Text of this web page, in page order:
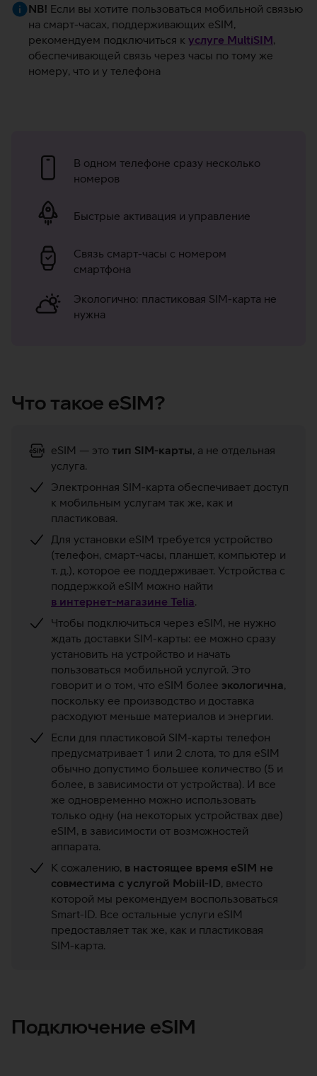
NB! Если вы хотите пользоваться мобильной связью
на смарт-часах, поддерживающих eSIM,
рекомендуем подключиться к услуге MultiSIM,
обеспечивающей связь через часы по тому же
номеру, что и у телефона
В одном телефоне сразу несколько
номеров
Быстрые активация и управление
Связь смарт-часы с номером
смартфона
Экологично: пластиковая SIM-карта не
нужна
Что такое еSIM?
eSIM — это тип SIM-карты, а не отдельная
услуга.
Электронная SIM-карта обеспечивает доступ
к мобильным услугам так же, как и
пластиковая.
Для установки eSIM требуется устройство
(телефон, смарт-часы, планшет, компьютер и
т. д.), которое ее поддерживает. Устройства с
поддержкой eSIM можно найти
в интернет-магазине Telia.
Чтобы подключиться через eSIM, не нужно
ждать доставки SIM-карты: ее можно сразу
установить на устройство и начать
пользоваться мобильной услугой. Это
говорит и о том, что eSIM более экологична,
поскольку ее производство и доставка
расходуют меньше материалов и энергии.
Если для пластиковой SIM-карты телефон
предусматривает 1 или 2 слота, то для eSIM
обычно допустимо большее количество (5 и
более, в зависимости от устройства). И все
же одновременно можно использовать
только одну (на некоторых устройствах две)
eSIM, в зависимости от возможностей
аппарата.
К сожалению, в настоящее время eSIM не
совместима с услугой Mobiil-ID, вместо
которой мы рекомендуем воспользоваться
Smart-ID. Все остальные услуги eSIM
предоставляет так же, как и пластиковая
SIM-карта.
Подключение eSIM